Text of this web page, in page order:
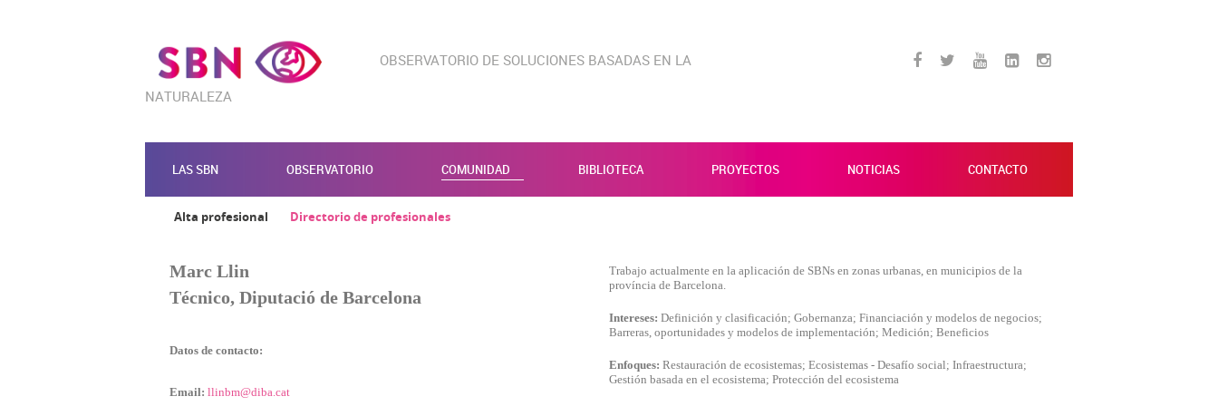
OBSERVATORIO DE SOLUCIONES BASADAS EN LA
NATURALEZA
LAS SBN OBSERVATORIO COMUNIDAD BIBLIOTECA PROYECTOS NOTICIAS CONTACTO
Alta profesional Directorio de profesionales
Trabajo actualmente en la aplicación de SBNs en zonas urbanas, en municipios de la
província de Barcelona.
Intereses: Definición y clasificación; Gobernanza; Financiación y modelos de negocios;
Barreras, oportunidades y modelos de implementación; Medición; Beneficios
Enfoques: Restauración de ecosistemas; Ecosistemas - Desafío social; Infraestructura;
Gestión basada en el ecosistema; Protección del ecosistema
Marc Llin
Técnico, Diputació de Barcelona
Datos de contacto:
Email: llinbm@diba.cat
HABILITAR TODO RECHAZAR TODO